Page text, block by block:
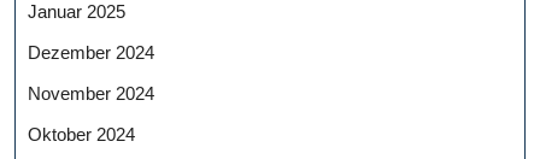
Januar 2025
Dezember 2024
November 2024
Oktober 2024